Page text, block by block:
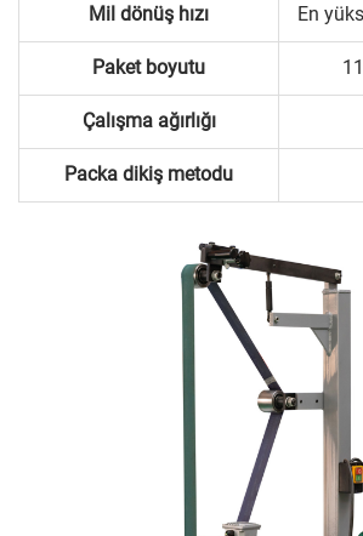
Mil dönüş hızı En
Paket boyutu
Çalışma ağırlığı
Packa dikiş metodu